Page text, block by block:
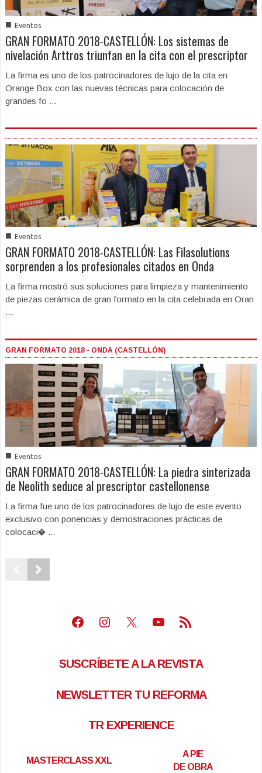
■ Eventos
GRAN FORMATO 2018-CASTELLÓN: Los sistemas de
nivelación Arttros triunfan en la cita con el prescriptor
La firma es uno de los patrocinadores de lujo de la cita en
Orange Box con las nuevas técnicas para colocación de
grandes fo ...
■ Eventos
GRAN FORMATO 2018-CASTELLÓN: Las Filasolutions
sorprenden a los profesionales citados en Onda
La firma mostró sus soluciones para limpieza y mantenimiento
de piezas cerámica de gran formato en la cita celebrada en Oran
...
GRAN FORMATO 2018 - ONDA (CASTELLÓN)
■ Eventos
GRAN FORMATO 2018-CASTELLÓN: La piedra sinterizada
de Neolith seduce al prescriptor castellonense
La firma fue uno de los patrocinadores de lujo de este evento
exclusivo con ponencias y demostraciones prácticas de
colocaci� ...
Facebook
Instagram
X Youtube
Feed RSS
SUSCRÍBETE A LA REVISTA
NEWSLETTER TU REFORMA
TR EXPERIENCE
MASTERCLASS XXL
A PIE
DE OBRA